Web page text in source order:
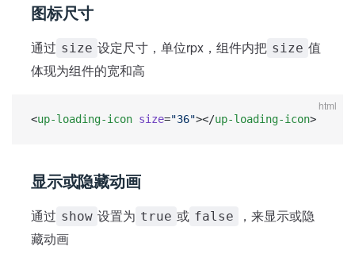
图标尺寸
通过 size 设定尺寸，单位rpx，组件内把 size 值
体现为组件的宽和高
html
<up-loading-icon size="36"></up-loading-icon>
显示或隐藏动画
通过 show 设置为 true 或 false
，来显示或隐
藏动画